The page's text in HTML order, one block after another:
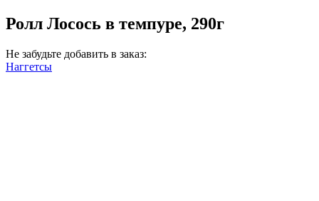
Ролл Лосось в темпуре, 290г
Не забудьте добавить в заказ:
Наггетсы